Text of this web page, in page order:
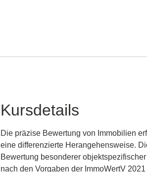
Kursdetails
Die präzise Bewertung von Immobilien
eine differenzierte Herangehensweise.
Bewertung besonderer
nach den Vorgaben der ImmoWertV